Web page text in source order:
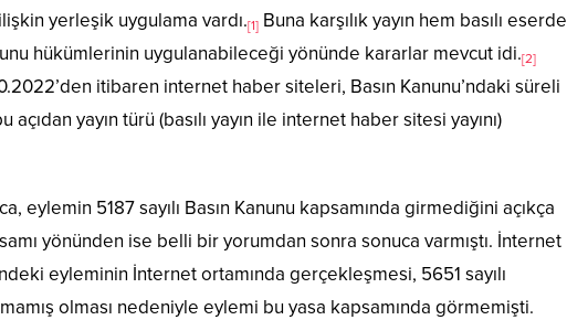
yerleşik uygulama vardı.[1] Buna karşılık yayın hem basılı eserde
hükümlerinin uygulanabileceği yönünde kararlar mevcut idi.[2]
itibaren internet haber siteleri, Basın Kanunu’ndaki süreli
yayın türü (basılı yayın ile internet haber sitesi yayını)
eylemin 5187 sayılı Basın Kanunu kapsamında girmediğini açıkça
yönünden ise belli bir yorumdan sonra sonuca varmıştı. İnternet
eyleminin İnternet ortamında gerçekleşmesi, 5651 sayılı
olması nedeniyle eylemi bu yasa kapsamında görmemişti.